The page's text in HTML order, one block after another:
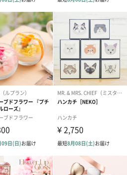
ブドフラワー
ラワー・プリザーブドフラワーを同
ございます。予めご了承くださ
けします。
リザーブドフラワー
ーケ（ブルー）
2,580円）
アミュレット
ク）（1,500円